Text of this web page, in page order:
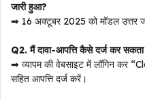
जारी हुआ?
➡ 16 अक्टूबर 2025 को मॉडल उत्तर
Q2. मैं दावा-आपत्ति कैसे दर्ज कर
➡ व्यापम की वेबसाइट में लॉगिन कर
सहित आपत्ति दर्ज करें।